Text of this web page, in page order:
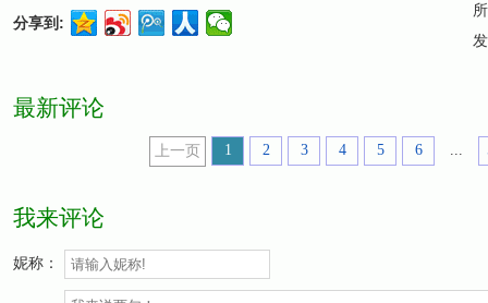
分享到:
最新评论
上一页 1 2 3 4 5 6 ...
我来评论
妮称：